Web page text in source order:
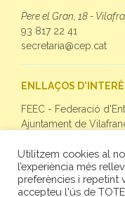
Pere el Gran, 18 -
93 817 22 41
secretaria@cep.cat
ENLLAÇOS
FEEC - Federació
Ajuntament de
SEGUEIX-NOS
Facebook
Utilitzem cookies al
l’experiència més
preferències i repetint
accepteu l'ús de